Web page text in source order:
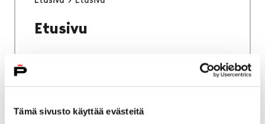
Tämä sivusto käyttää evästeitä
Etusivu
Etusivu Yhteystiedot